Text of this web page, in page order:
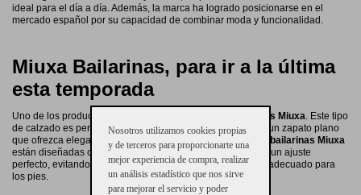
ideal para el día a día. Además, la marca ha logrado posicionarse en el
mercado español por su capacidad de combinar moda y funcionalidad.
Miuxa Bailarinas, para ir a la última
esta temporada
Uno de los productos estrella de la marca son las bailarinas Miuxa. Este tipo
de calzado es perfecto para aquellas mujeres que buscan un zapato plano
que ofrezca elegancia y comodidad en partes iguales. Las
bailarinas Miuxa
están diseñadas con una atención al detalle que garantiza un ajuste
perfecto, evitando rozaduras y proporcionando un soporte adecuado para
los pies.
Nosotros utilizamos cookies propias
y de terceros para proporcionarte una
mejor experiencia de compra, realizar
un análisis estadístico que nos sirve
para mejorar el servicio y poder